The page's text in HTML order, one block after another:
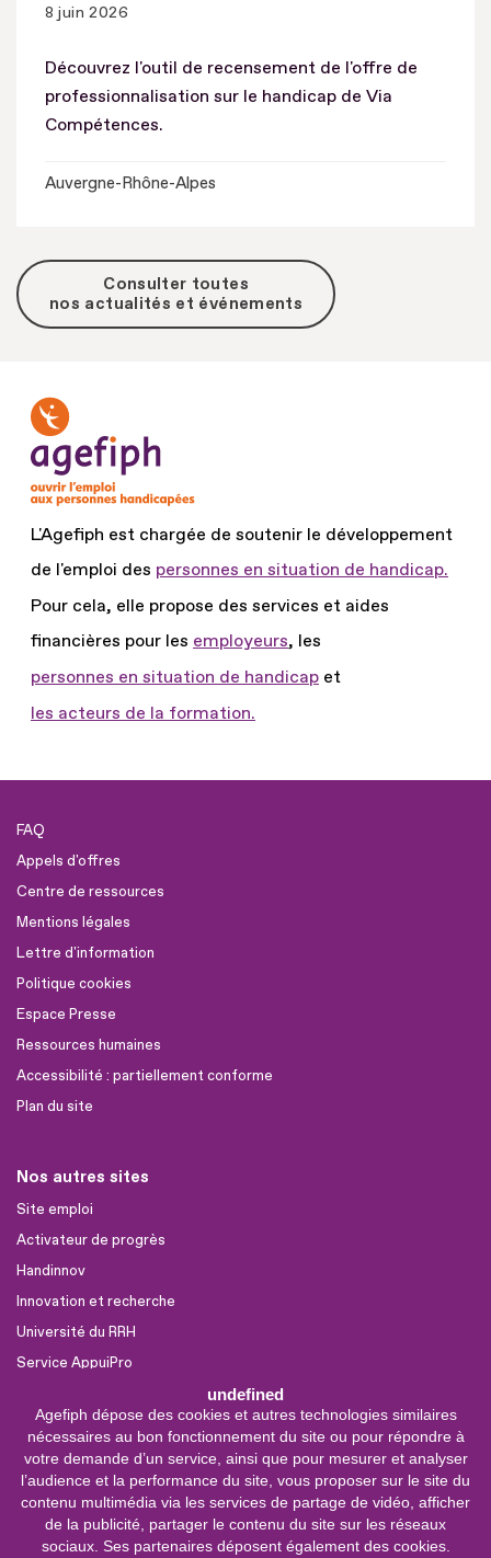
undefined
Agefiph dépose des cookies et autres technologies similaires
nécessaires au bon fonctionnement du site ou pour répondre à
votre demande d’un service, ainsi que pour mesurer et analyser
l’audience et la performance du site, vous proposer sur le site du
contenu multimédia via les services de partage de vidéo, afficher
de la publicité, partager le contenu du site sur les réseaux
sociaux. Ses partenaires déposent également des cookies.
8 juin 2026
Découvrez l'outil de recensement de l'offre de
professionnalisation sur le handicap de Via
Compétences.
Auvergne-Rhône-Alpes
Consulter toutes
nos actualités et événements
L'Agefiph est chargée de soutenir le développement
de l'emploi des personnes en situation de handicap.
Pour cela, elle propose des services et aides
financières pour les employeurs, les
personnes en situation de handicap et
les acteurs de la formation.
FAQ
Appels d'offres
Centre de ressources
Mentions légales
Lettre d'information
Politique cookies
Espace Presse
Ressources humaines
Accessibilité : partiellement conforme
Plan du site
Nos autres sites
Site emploi
Activateur de progrès
Handinnov
Innovation et recherche
Université du RRH
Service AppuiPro
Nous suivre
Youtube
Linkedin
Facebook